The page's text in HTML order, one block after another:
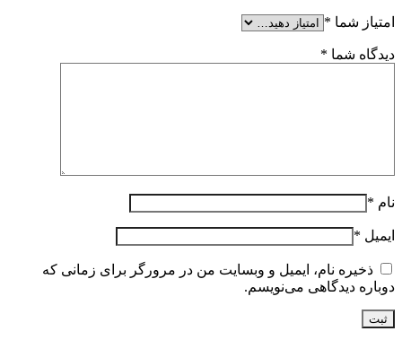
امتیاز شما *
دیدگاه شما *
نام *
ایمیل *
ذخیره نام، ایمیل و وبسایت من در مرورگر برای زمانی که
دوباره دیدگاهی می‌نویسم.